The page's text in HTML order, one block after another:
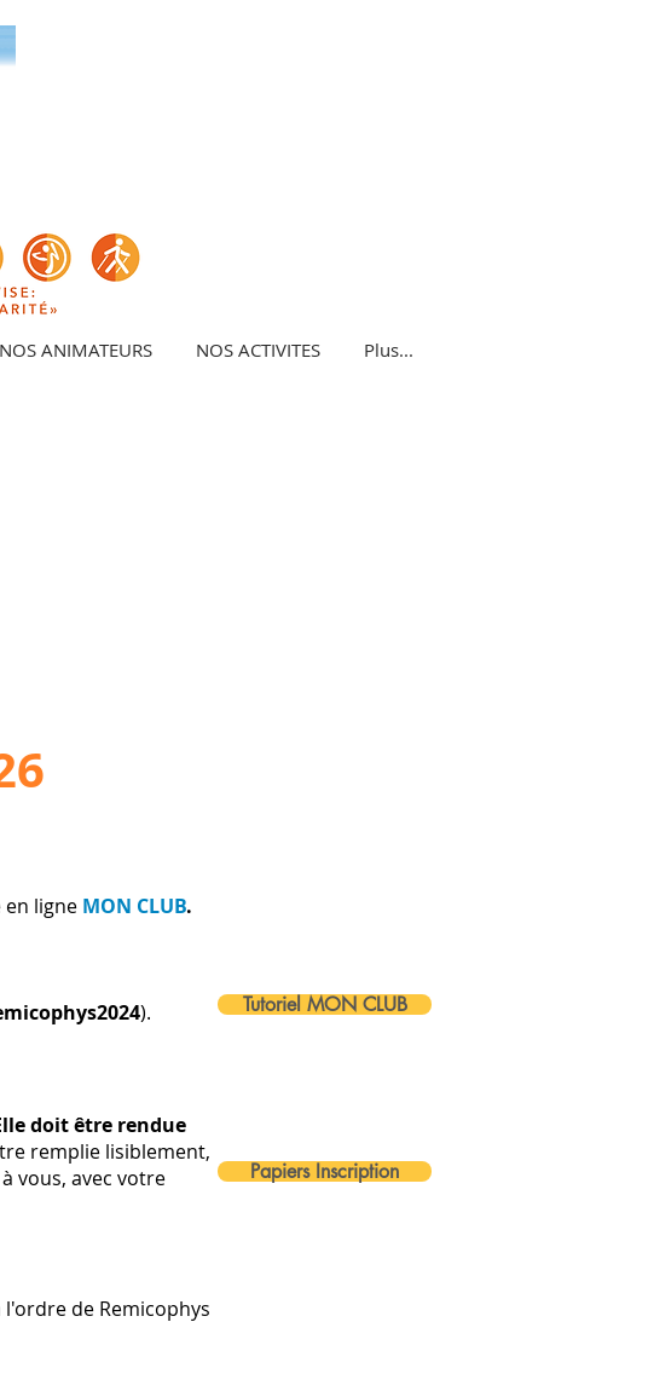
NOS ANIMATEURS NOS ACTIVITES Plus...
en ligne MON CLUB.
).
doit être rendue
remplie lisiblement,
vous, avec votre
de Remicophys
Tutoriel MON CLUB
Papiers Inscription